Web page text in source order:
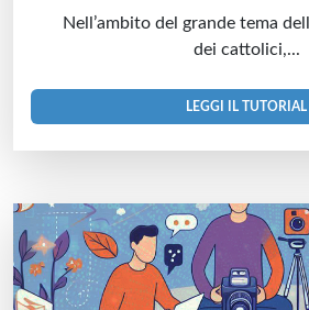
Nell’ambito del grande tema
dei cattolici,...
LEGGI IL TUTORIAL